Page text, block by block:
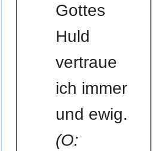
Gottes
Huld
vertraue
ich immer
und ewig.
(O: